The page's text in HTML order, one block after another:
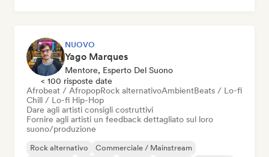
NUOVO
Yago Marques
Mentore, Esperto Del Suono
< 100 risposte date
Afrobeat / AfropopRock alternativoAmbientBeats / Lo-fi
Chill / Lo-fi Hip-Hop
Dare agli artisti consigli costruttivi
Fornire agli artisti un feedback dettagliato sul loro
suono/produzione
Rock alternativo
Commerciale / Mainstream